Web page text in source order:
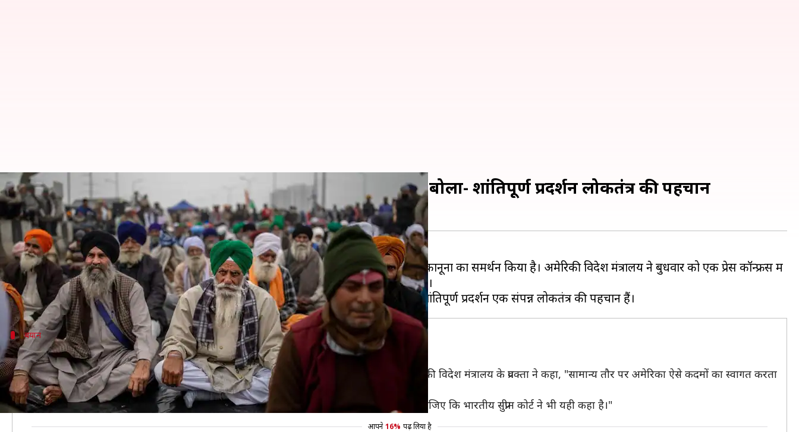
अमेरिका ने किया कृषि कानूनों का समर्थन, किसान आंदोलन पर बोला- शांतिपूर्ण प्रदर्शन लोकतंत्र की पहचान
लेखन मुकुल तोमर Feb 04, 2021 10:53 am
क्या है खबर?
कृषि कानूनों और किसान आंदोलन पर अंतरराष्ट्रीय हस्तियों की टिप्पणियों के बीच अमेरिका ने कृषि कानूनों का समर्थन किया है। अमेरिकी विदेश मंत्रालय ने बुधवार को एक प्रेस कॉन्फ्रेंस में
कहा कि इन कानूनों से भारतीय बाजार की कार्यक्षमता में सुधार होगा और ज्यादा निजी निवेश आएगा।
बयान
अमेरिका ने क्या कहा?
बुधवार को एक प्रेस कॉन्फ्रेंस में भारत में हो रहे किसान आंदोलन से संबंधित सवाल का जवाब देते हुए अमेरिकी विदेश मंत्रालय के प्रवक्ता ने कहा, "सामान्य तौर पर अमेरिका ऐसे कदमों का स्वागत करता
है जो भारतीय बाजारों की कार्यक्षमता को बढ़ाएंगे और ज्यादा निजी निवेश आकर्षित करेंगे।"
आंदोलन पर उन्होंने कहा, "हम मानते हैं कि शांतिपूर्ण प्रदर्शन एक संपन्न लोकतंत्र की पहचान हैं और ध्यान दीजिए कि भारतीय सुप्रीम कोर्ट ने भी यही कहा है।"
आपने 16% पढ़ लिया है